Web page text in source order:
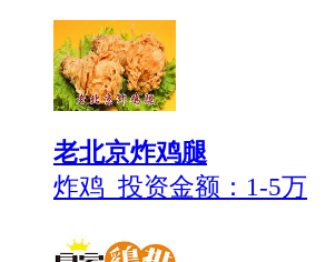
老北京炸鸡腿
炸鸡 投资金额： 1-5万